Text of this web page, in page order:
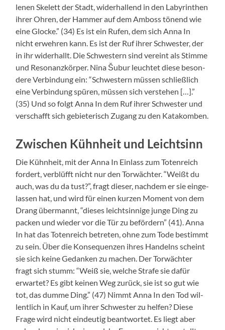
lenen Skelett der Stadt, wider­hal­lend in den Labyrinthen
ihrer Ohren, der Ham­mer auf dem Amboss tönend wie
eine Glocke.” (34) Es ist ein Rufen, dem sich Anna In
nicht erwehren kann. Es ist der Ruf ihrer Schwest­er, der
in ihr wider­hallt. Die Schwest­ern sind vere­int als Stimme
und Res­o­nanzkör­p­er. Nina Šubur leuchtet diese beson­
dere Verbindung ein: “Schwest­ern müssen schließlich
eine Verbindung spüren, müssen sich ver­ste­hen […].”
(35) Und so fol­gt Anna In dem Ruf ihrer Schwest­er und
ver­schafft sich gebi­eter­isch Zugang zu den Katakomben.
Zwischen Kühnheit und Leichtsinn
Die Kühn­heit, mit der Anna In Ein­lass zum Toten­re­ich
fordert, verblüfft nicht nur den Tor­wächter. “Weißt du
auch, was du da tust?”, fragt dieser, nach­dem er sie ein­ge­
lassen hat, und wird für einen kurzen Moment von dem
Drang über­man­nt, “dieses leichtsin­nige junge Ding zu
pack­en und wieder vor die Tür zu befördern” (41). Anna
In hat das Toten­re­ich betreten, ohne zum Tode bes­timmt
zu sein. Über die Kon­se­quen­zen ihres Han­delns scheint
sie sich keine Gedanken zu machen. Der Tor­wächter
fragt sich stumm: “Weiß sie, welche Strafe sie dafür
erwartet? Es gibt keinen Weg zurück, sie ist so gut wie
tot, das dumme Ding.” (47) Nimmt Anna In den Tod wil­
lentlich in Kauf, um ihrer Schwest­er zu helfen? Diese
Frage wird nicht ein­deutig beant­wortet. Es liegt aber